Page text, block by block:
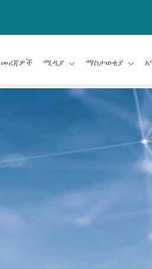
መረጃዎች ሚዲያ ማስታወቂያ